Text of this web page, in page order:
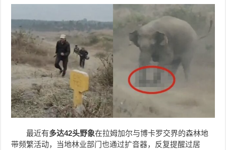
最近有多达42头野象在拉姆加尔与博卡罗交界的森林地
带频繁活动，当地林业部门也通过扩音器，反复提醒过居